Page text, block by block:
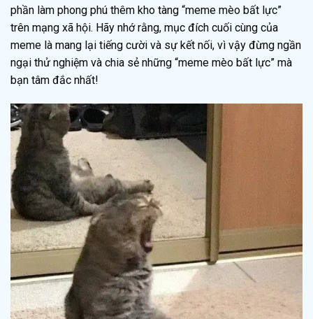
phần làm phong phú thêm kho tàng “meme mèo bất lực”
trên mạng xã hội. Hãy nhớ rằng, mục đích cuối cùng của
meme là mang lại tiếng cười và sự kết nối, vì vậy đừng ngần
ngại thử nghiệm và chia sẻ những “meme mèo bất lực” mà
bạn tâm đắc nhất!